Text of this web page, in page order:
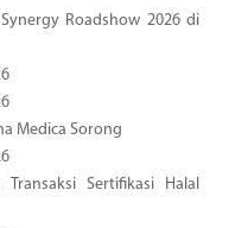
Roadshow 2026 di
Medica Sorong
Sertifikasi Halal